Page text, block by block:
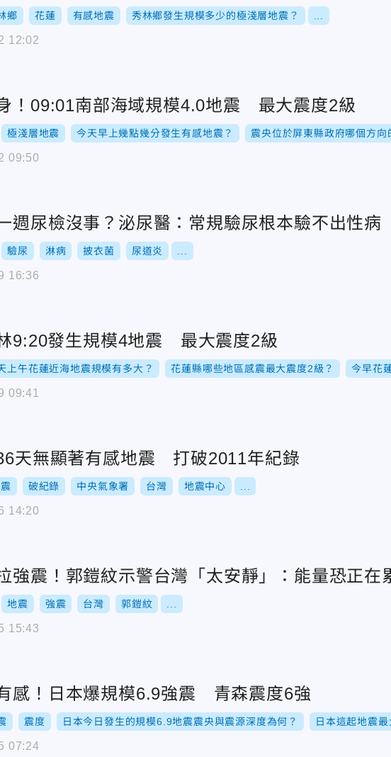
鄉 花蓮 有感地震 秀林鄉發生規模多少的極淺層地震？
12:02
！09:01南部海域規模4.0地震 最大震度2級
極淺層地震 今天早上幾點幾分發生有感地震？ 震央位於屏東縣政府哪個方向
09:50
週尿檢沒事？泌尿醫：常規驗尿根本驗不出性病
驗尿 淋病 披衣菌 尿道炎
16:36
9:20發生規模4地震 最大震度2級
上午花蓮近海地震規模有多大？ 花蓮縣哪些地區感震最大震度2級？ 今早花
09:41
天無顯著有感地震 打破2011年紀錄
破紀錄 中央氣象署 台灣 地震中心
14:20
強震！郭鎧紋示警台灣「太安靜」：能量恐正在
地震 強震 台灣 郭鎧紋
15:43
感！日本爆規模6.9強震 青森震度6強
震度 日本今日發生的規模6.9地震震央與震源深度為何？ 日本這起地震
07:24